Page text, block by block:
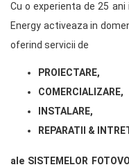
Cu o experienta de 25
Energy activeaza in
oferind servicii de
PROIECTARE,
COMERCIALIZARE,
INSTALARE,
REPARATII &
ale SISTEMELOR